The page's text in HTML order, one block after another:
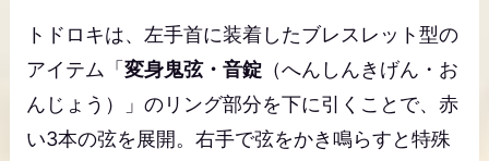
トドロキは、左手首に装着したブレスレット型の
アイテム「 変身鬼弦・音錠（へんしんきげん・お
んじょう）」のリング部分を下に引くことで、赤
い3本の弦を展開。右手で弦をかき鳴らすと特殊